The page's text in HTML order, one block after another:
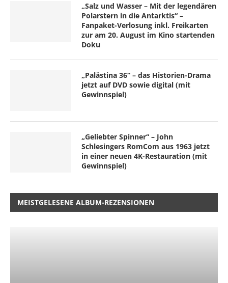
„Salz und Wasser – Mit der legendären
Polarstern in die Antarktis“ –
Fanpaket-Verlosung inkl. Freikarten
zur am 20. August im Kino startenden
Doku
„Palästina 36“ – das Historien-Drama
jetzt auf DVD sowie digital (mit
Gewinnspiel)
„Geliebter Spinner“ – John
Schlesingers RomCom aus 1963 jetzt
in einer neuen 4K-Restauration (mit
Gewinnspiel)
MEISTGELESENE ALBUM-REZENSIONEN